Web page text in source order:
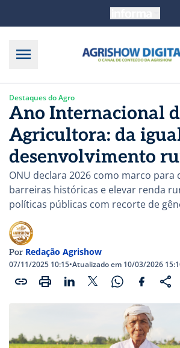
Destaques do Agro
Ano Internacional
Agricultora: da
desenvolvimento
ONU declara 2026 como marco
barreiras históricas e elevar renda
políticas públicas com recorte de
Por Redação Agrishow
07/11/2025 10:15•Atualizado em 10/03/2026